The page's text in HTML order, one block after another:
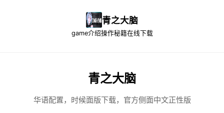
青之大脑
game介绍操作秘籍在线下载
青之大脑
华语配置，时候面版下载，官方侧面中文正性版